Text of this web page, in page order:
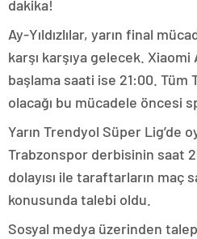
dakika!
Ay-Yıldızlılar, yarın final
karşı karşıya gelecek.
başlama saati ise 21:00. Tüm
olacağı bu mücadele öncesi
Yarın Trendyol Süper Lig’de
Trabzonspor derbisinin saat
dolayısı ile taraftarların maç
konusunda talebi oldu.
Sosyal medya üzerinden